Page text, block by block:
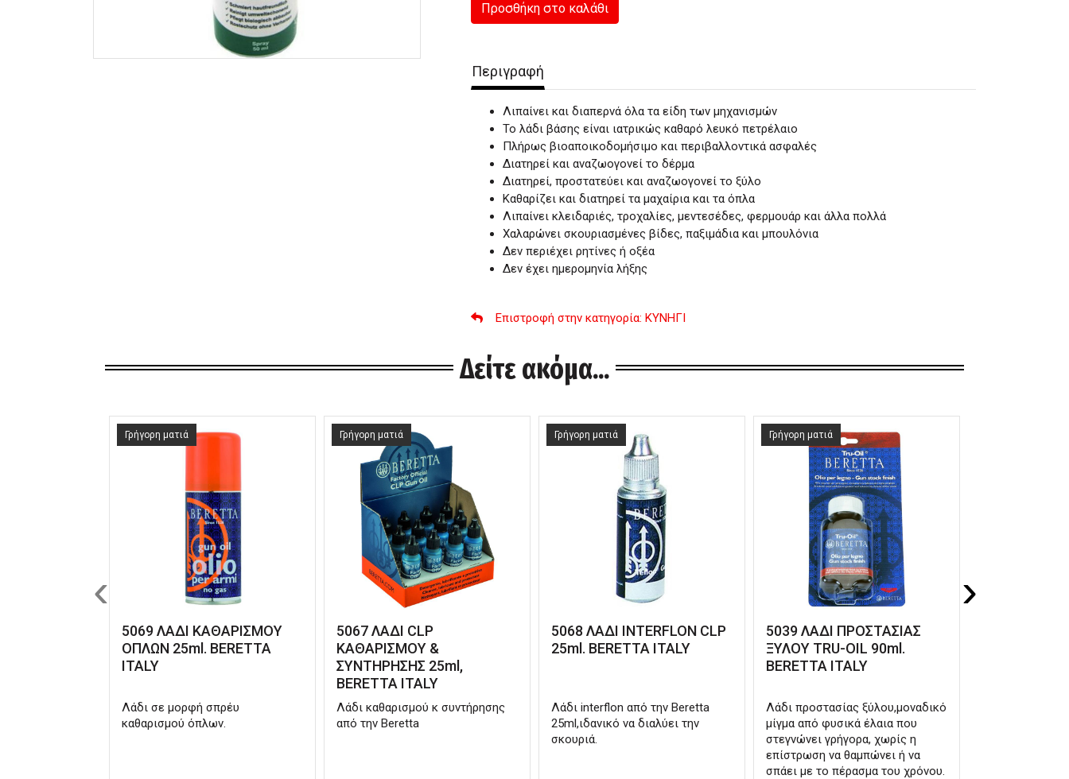
Προσθήκη στο καλάθι
Περιγραφή
Λιπαίνει και διαπερνά όλα τα είδη των μηχανισμών
Το λάδι βάσης είναι ιατρικώς καθαρό λευκό πετρέλαιο
Πλήρως βιοαποικοδομήσιμο και περιβαλλοντικά ασφαλές
Διατηρεί και αναζωογονεί το δέρμα
Διατηρεί, προστατεύει και αναζωογονεί το ξύλο
Καθαρίζει και διατηρεί τα μαχαίρια και τα όπλα
Λιπαίνει κλειδαριές, τροχαλίες, μεντεσέδες, φερμουάρ και άλλα πολλά
Χαλαρώνει σκουριασμένες βίδες, παξιμάδια και μπουλόνια
Δεν περιέχει ρητίνες ή οξέα
Δεν έχει ημερομηνία λήξης
Επιστροφή στην κατηγορία: ΚΥΝΗΓΙ
Δείτε ακόμα...
5069 ΛΑΔΙ ΚΑΘΑΡΙΣΜΟΥ
ΟΠΛΩΝ 25ml. BERETTA
ITALY
Λάδι σε μορφή σπρέυ
καθαρισμού όπλων.
Γρήγορη ματιά
5067 ΛΑΔΙ CLP
ΚΑΘΑΡΙΣΜΟΥ &
ΣΥΝΤΗΡΗΣΗΣ 25ml,
BERETTA ITALY
Λάδι καθαρισμού κ συντήρησης
από την Beretta
Γρήγορη ματιά
5068 ΛΑΔΙ INTERFLON CLP
25ml. BERETTA ITALY
Λάδι interflon από την Beretta
25ml,ιδανικό να διαλύει την
σκουριά.
Γρήγορη ματιά
5039 ΛΑΔΙ ΠΡΟΣΤΑΣΙΑΣ
ΞΥΛΟΥ TRU-OIL 90ml.
BERETTA ITALY
Λάδι προστασίας ξύλου,μοναδικό
μίγμα από φυσικά έλαια που
στεγνώνει γρήγορα, χωρίς η
επίστρωση να θαμπώνει ή να
σπάει με το πέρασμα του χρόνου.
Γρήγορη ματιά
‹ ›